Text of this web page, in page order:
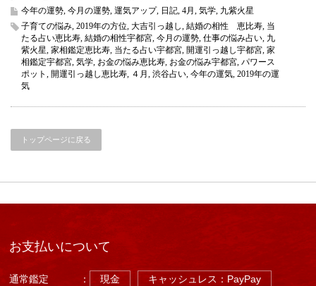
紫
星
2019
年
4
月
月
恵
宮
は
今年の運勢, 今月の運勢, 運気アップ, 日記, 4月 , 気学, 九紫火星
子育ての悩み, 2019年の方位, 大吉引っ越し, 結婚の相性 恵比寿, 当
たる占い恵比寿, 結婚の相性宇都宮, 今月の運勢, 仕事の悩み占い, 九
紫火星, 家相鑑定恵比寿, 当たる占い宇都宮, 開運引っ越し宇都宮, 家
相鑑定宇都宮, 気学, お金の悩み恵比寿, お金の悩み宇都宮, パワース
ポット , 開運引っ越し恵比寿, ４月 , 渋谷占い, 今年の運気, 2019年の運
気
トップページに戻る
お支払いについて
通常鑑定 ： 現金 キャッシュレス：PayPay